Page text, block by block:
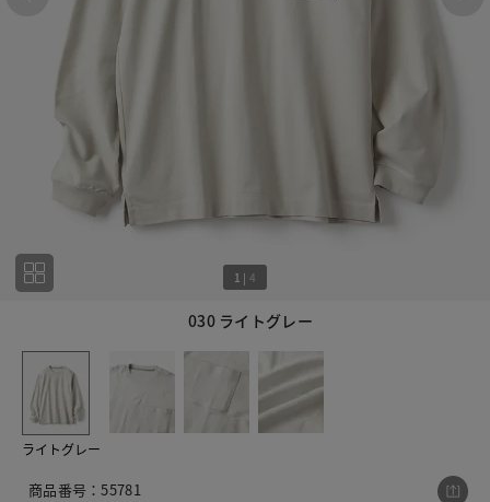
030 ライトグレー
1 | 4
ライトグレー
1
商品番号：55781
この商品をシェアする